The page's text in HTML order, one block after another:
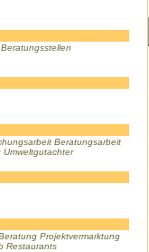
Beratungsarbeit
Projektvermarktung
Restaurants